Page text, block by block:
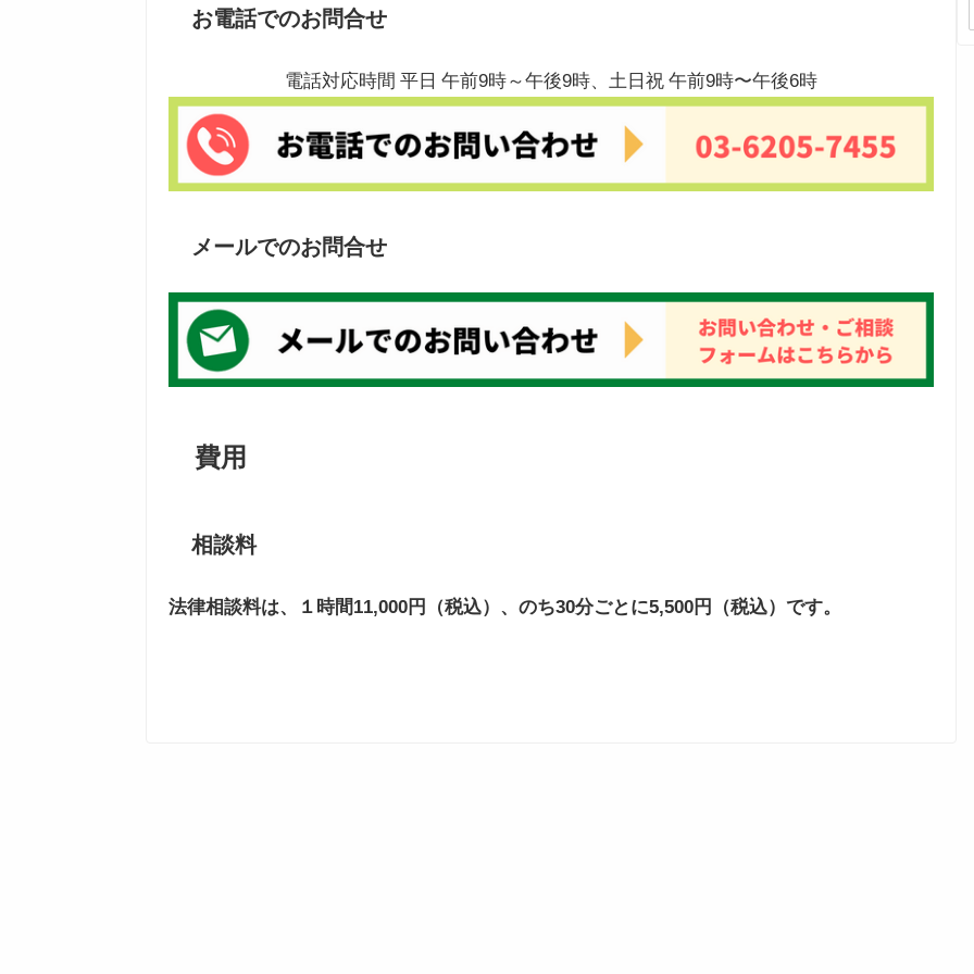
お電話でのお問合せ
電話対応時間 平日 午前9時～午後9時、土日祝 午前9時〜午後6時
メールでのお問合せ
費用
相談料
法律相談料は、１時間11,000円（税込）、のち30分ごとに5,500円（税込）です。